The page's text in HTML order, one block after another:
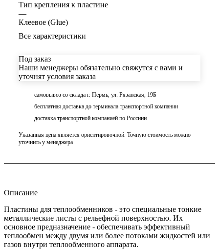
Тип крепления к пластине
—
Клеевое (Glue)
Все характеристики
Под заказ
Наши менеджеры обязательно свяжутся с вами и
уточнят условия заказа
самовывоз со склада г. Пермь, ул. Рязанская, 19Б
бесплатная доставка до терминала транспортной компании
доставка транспортной компанией по Россиии
Указанная цена является ориентировочной. Точную стоимость можно
уточнить у менеджера
Описание
Пластины для теплообменников - это специальные тонкие
металлические листы с рельефной поверхностью. Их
основное предназначение - обеспечивать эффективный
теплообмен между двумя или более потоками жидкостей или
газов внутри теплообменного аппарата.